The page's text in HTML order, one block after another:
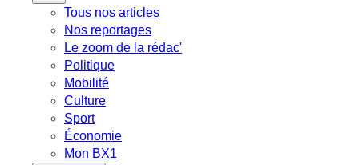
Tous nos articles
Nos reportages
Le zoom de la rédac'
Politique
Mobilité
Culture
Sport
Économie
Mon BX1